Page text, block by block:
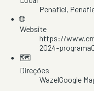
Penafiel,
🌐
Website
https://
2024-
🗺️
Direções
Waze|Google